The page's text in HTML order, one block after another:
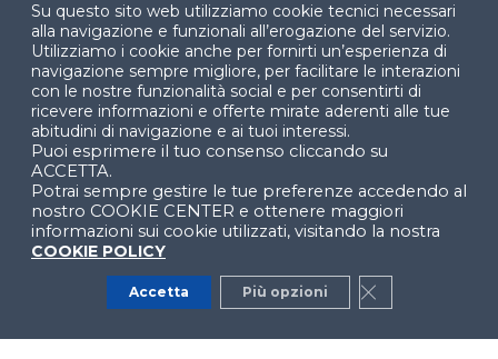
Facebook LinkedIn
YouTube X
© 2024 Copyright © Politecnico di Milano Dipartimento
Su questo sito web utilizziamo cookie tecnici necessari
alla navigazione e funzionali all’erogazione del servizio.
Utilizziamo i cookie anche per fornirti un’esperienza di
navigazione sempre migliore, per facilitare le interazioni
con le nostre funzionalità social e per consentirti di
ricevere informazioni e offerte mirate aderenti alle tue
abitudini di navigazione e ai tuoi interessi.
Puoi esprimere il tuo consenso cliccando su
ACCETTA.
Potrai sempre gestire le tue preferenze accedendo al
nostro COOKIE CENTER e ottenere maggiori
informazioni sui cookie utilizzati, visitando la nostra
COOKIE POLICY
Accetta Più opzioni Close GDPR